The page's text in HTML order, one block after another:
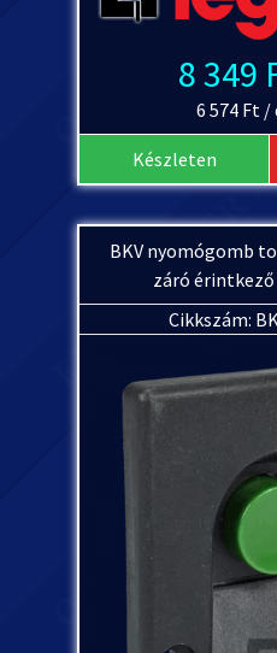
8 349
6 574 Ft /
Készleten
BKV nyomógomb
záró érintkező
Cikkszám: